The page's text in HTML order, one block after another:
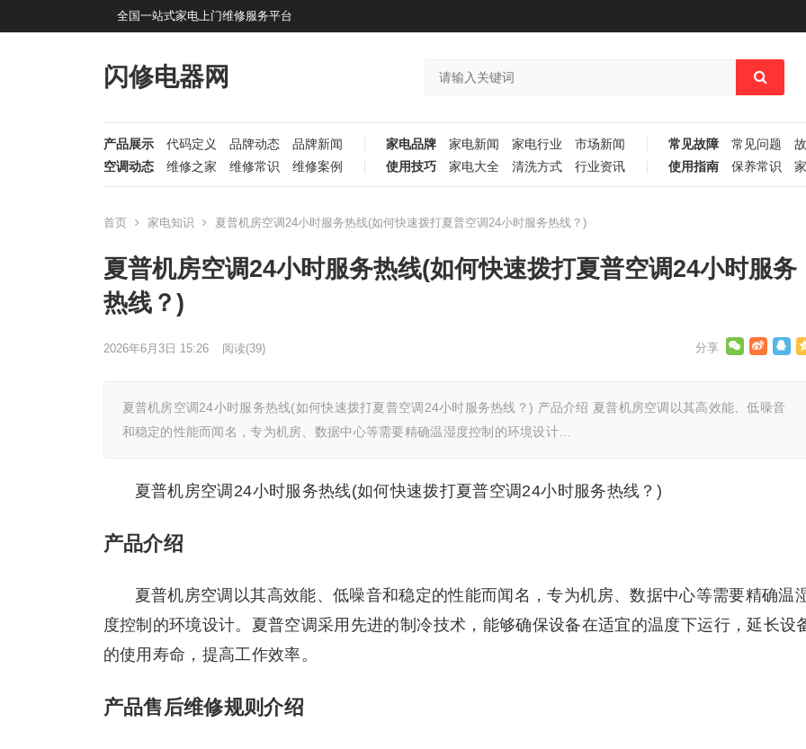
全国一站式家电上门维修服务平台
闪修电器网
产品展示 代码定义 品牌动态 品牌新闻 家电品牌 家电新闻 家电行业 市场新闻 常见故障 常见问题
空调动态
维修之家 维修常识 维修案例 使用技巧 家电大全 清洗方式 行业资讯 使用指南 保养常识
首页 家电知识 夏普机房空调24小时服务热线(如何快速拨打夏普空调24小时服务热线？)
夏普机房空调24小时服务热线(如何快速拨打夏普空调24小时服务
热线？)
2026年6月3日 15:26 阅读(39)
夏普机房空调24小时服务热线(如何快速拨打夏普空调24小时服务热线？) 产品介绍 夏普机房空调以其高效能、低噪音
和稳定的性能而闻名，专为机房、数据中心等需要精确温湿度控制的环境设计…
夏普机房空调24小时服务热线(如何快速拨打夏普空调24小时服务热线？)
产品介绍
夏普机房空调以其高效能、低噪音和稳定的性能而闻名，专为机房、数据中心等需要精确温
度控制的环境设计。夏普空调采用先进的制冷技术，能够确保设备在适宜的温度下运行，延长设
的使用寿命，提高工作效率。
产品售后维修规则介绍